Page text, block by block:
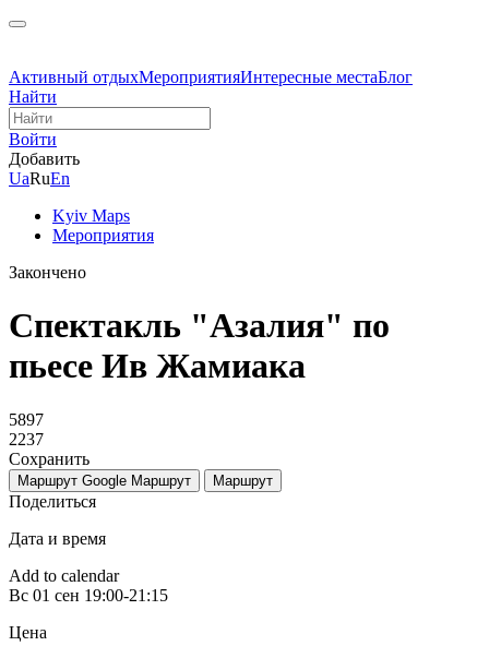
Активный отдыхМероприятияИнтересные местаБлог
Найти
Войти
Добавить
UaRuEn
Kyiv Maps
Мероприятия
Закончено
Спектакль "Азалия" по
пьесе Ив Жамиака
5897
2237
Сохранить
Маршрут Google Маршрут Маршрут
Поделиться
Дата и время
Add to calendar
Вс 01 сен 19:00-21:15
Цена